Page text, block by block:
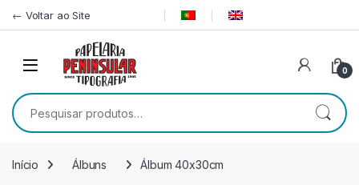
← Voltar ao Site
0
Pesquisar por:
Início Álbuns Álbum 40x30cm